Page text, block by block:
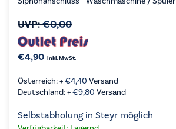
UVP:€0,00
€4,90 inkl. MwSt.
Österreich: +€4,40 Versand
Deutschland: +€9,80 Versand
Selbstabholung in Steyr möglich